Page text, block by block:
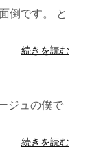
倒です。 と
続きを読む
ジュの僕で
続きを読む